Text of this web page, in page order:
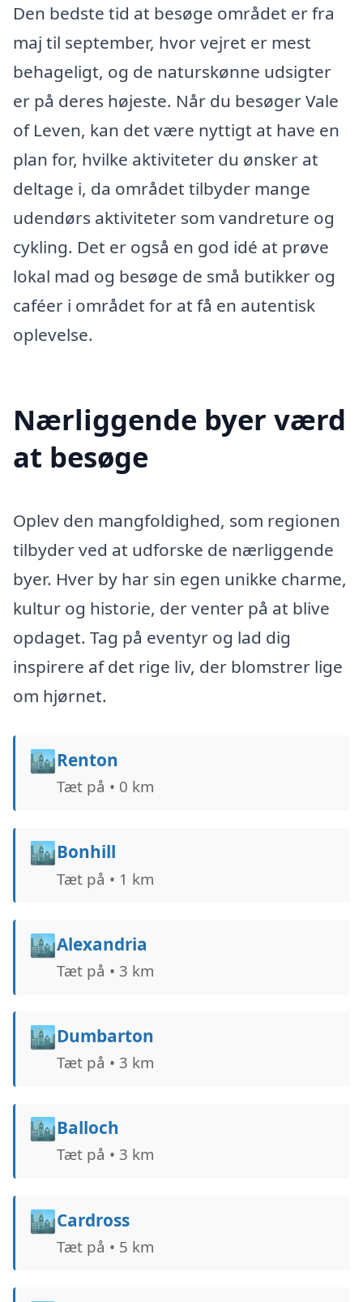
Den bedste tid at besøge området er fra
maj til september, hvor vejret er mest
behageligt, og de naturskønne udsigter
er på deres højeste. Når du besøger Vale
of Leven, kan det være nyttigt at have en
plan for, hvilke aktiviteter du ønsker at
deltage i, da området tilbyder mange
udendørs aktiviteter som vandreture og
cykling. Det er også en god idé at prøve
lokal mad og besøge de små butikker og
caféer i området for at få en autentisk
oplevelse.
Nærliggende byer værd
at besøge
Oplev den mangfoldighed, som regionen
tilbyder ved at udforske de nærliggende
byer. Hver by har sin egen unikke charme,
kultur og historie, der venter på at blive
opdaget. Tag på eventyr og lad dig
inspirere af det rige liv, der blomstrer lige
om hjørnet.
🏙️Renton
Tæt på • 0 km
🏙️Bonhill
Tæt på • 1 km
🏙️Alexandria
Tæt på • 3 km
🏙️Dumbarton
Tæt på • 3 km
🏙️Balloch
Tæt på • 3 km
🏙️Cardross
Tæt på • 5 km